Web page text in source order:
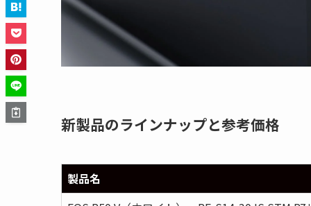
新製品のラインナップと参考価格
製品名